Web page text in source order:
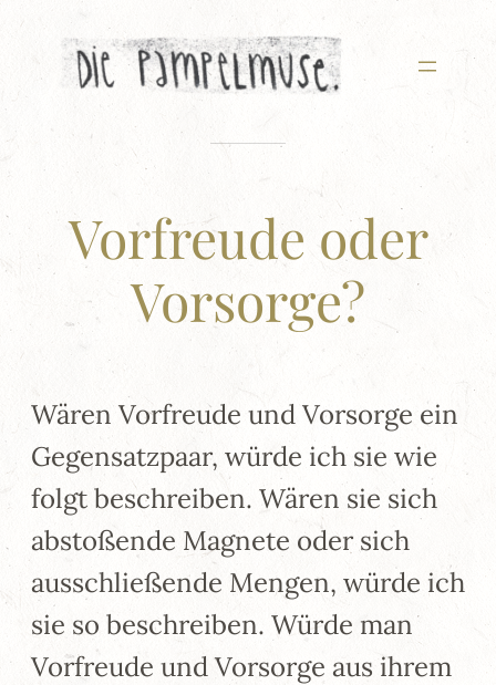
Zum
Inhalt
Vorfreude oder
Vorsorge?
Wären Vorfreude und Vorsorge ein
Gegensatzpaar, würde ich sie wie
folgt beschreiben. Wären sie sich
abstoßende Magnete oder sich
ausschließende Mengen, würde ich
sie so beschreiben. Würde man
Vorfreude und Vorsorge aus ihrem